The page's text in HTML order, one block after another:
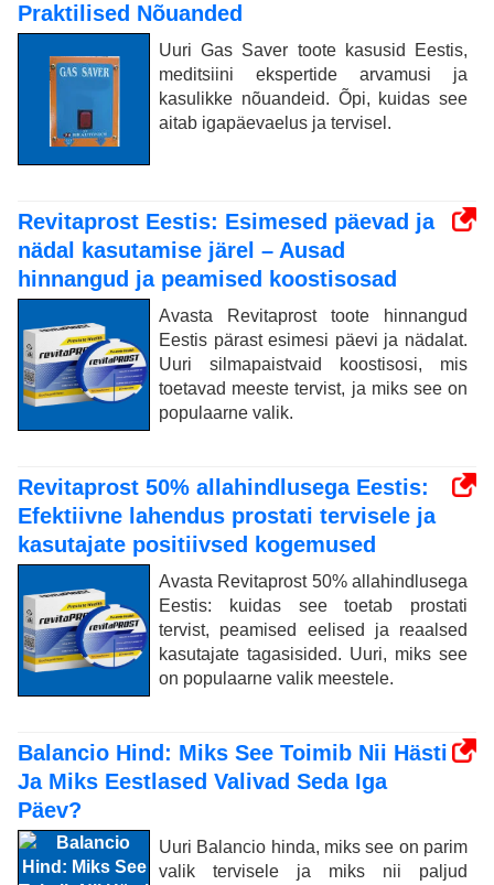
Praktilised Nõuanded
Uuri Gas Saver toote kasusid Eestis,
meditsiini ekspertide arvamusi ja
kasulikke nõuandeid. Õpi, kuidas see
aitab igapäevaelus ja tervisel.
Revitaprost Eestis: Esimesed päevad ja
nädal kasutamise järel – Ausad
hinnangud ja peamised koostisosad
Avasta Revitaprost toote hinnangud
Eestis pärast esimesi päevi ja nädalat.
Uuri silmapaistvaid koostisosi, mis
toetavad meeste tervist, ja miks see on
populaarne valik.
Revitaprost 50% allahindlusega Eestis:
Efektiivne lahendus prostati tervisele ja
kasutajate positiivsed kogemused
Avasta Revitaprost 50% allahindlusega
Eestis: kuidas see toetab prostati
tervist, peamised eelised ja reaalsed
kasutajate tagasisided. Uuri, miks see
on populaarne valik meestele.
Balancio Hind: Miks See Toimib Nii Hästi
Ja Miks Eestlased Valivad Seda Iga
Päev?
Uuri Balancio hinda, miks see on parim
valik tervisele ja miks nii paljud